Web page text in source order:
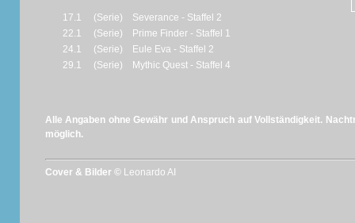
17.1 (Serie)
Severance - Staffel 2
22.1
(Serie)
Prime Finder - Staffel 1
24.1
(Serie)
Eule Eva - Staffel 2
29.1
(Serie) Mythic Quest - Staffel 4
Alle Angaben ohne Gewähr und Anspruch auf Vollständigkeit.
möglich.
Cover & Bilder © Leonardo AI